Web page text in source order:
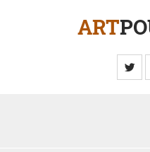
ART